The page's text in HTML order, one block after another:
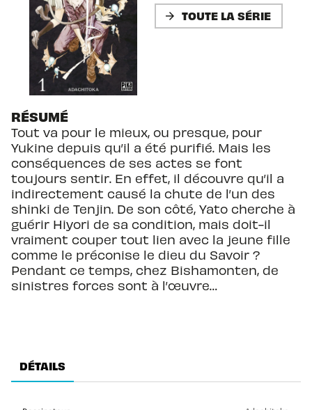
arrow_forward TOUTE LA SÉRIE
RÉSUMÉ
Tout va pour le mieux, ou presque, pour
Yukine depuis qu’il a été purifié. Mais les
conséquences de ses actes se font
toujours sentir. En effet, il découvre qu’il a
indirectement causé la chute de l’un des
shinki de Tenjin. De son côté, Yato cherche à
guérir Hiyori de sa condition, mais doit-il
vraiment couper tout lien avec la jeune fille
comme le préconise le dieu du Savoir ?
Pendant ce temps, chez Bishamonten, de
sinistres forces sont à l’œuvre…
DÉTAILS